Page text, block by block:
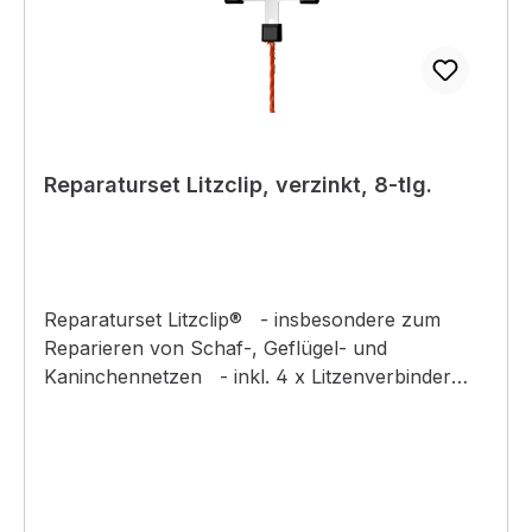
Reparaturset Litzclip, verzinkt, 8-tlg.
Reparaturset Litzclip® - insbesondere zum
Reparieren von Schaf-, Geflügel- und
Kaninchennetzen - inkl. 4 x Litzenverbinder